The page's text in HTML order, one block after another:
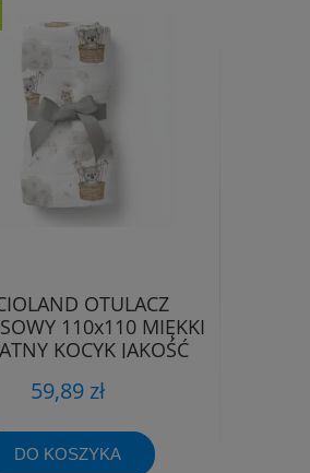
OTULACZ
110x110 MIĘKKI
KOCYK JAKOŚĆ
59,89 zł
DO KOSZYKA